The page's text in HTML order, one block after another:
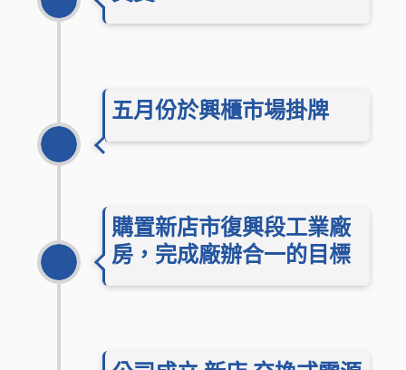
五月份於興櫃市場掛牌
購置新店市復興段工業廠
房，完成廠辦合一的目標